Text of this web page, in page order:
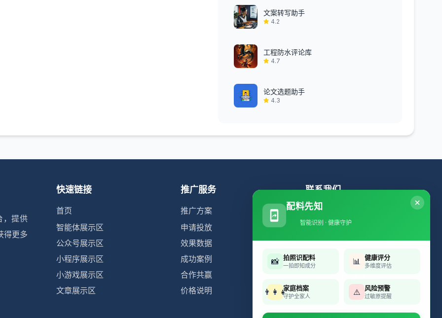
文案转写助手
4.2
工程防水评论库
4.7
论文选题助手
4.3
，提供
得更多
快速链接
首页
智能体展示区
公众号展示区
小程序展示区
小游戏展示区
文章展示区
推广服务
推广方案
申请投放
效果数据
成功案例
合作共赢
价格说明
联系我们
北京市朝阳区酒仙桥路东方
科技园B座4层
15901057988
489683694@qq.com
配料先知
智能识别 · 健康守护
📸 拍照识配料
一拍即知成分 📊 健康评分
多维度评估
👨‍👩‍👧家庭档案
守护全家人 ⚠️ 风险预警
过敏原提醒